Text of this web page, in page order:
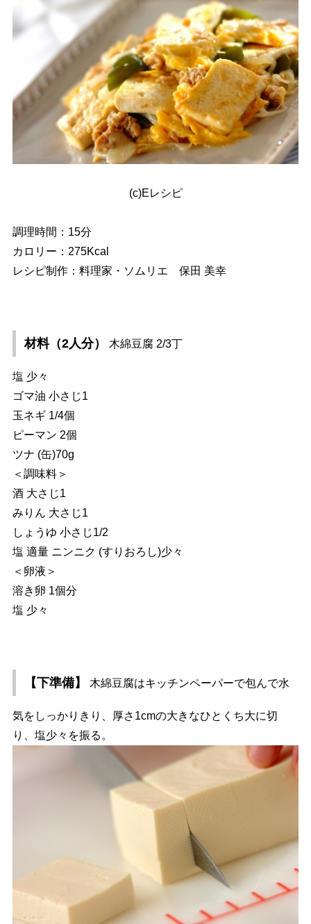
(c)Eレシピ
調理時間：15分
カロリー：275Kcal
レシピ制作：料理家・ソムリエ 保田 美幸
材料（2人分） 木綿豆腐 2/3丁
塩 少々
ゴマ油 小さじ1
玉ネギ 1/4個
ピーマン 2個
ツナ (缶)70g
＜調味料＞
酒 大さじ1
みりん 大さじ1
しょうゆ 小さじ1/2
塩 適量 ニンニク (すりおろし)少々
＜卵液＞
溶き卵 1個分
塩 少々
【下準備】 木綿豆腐はキッチンペーパーで包んで水
気をしっかりきり、厚さ1cmの大きなひとくち大に切
り、塩少々を振る。